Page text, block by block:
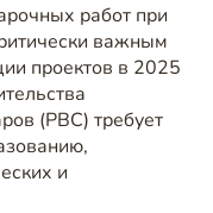
работ при
важным
проектов в 2025
(РВС) требует
и